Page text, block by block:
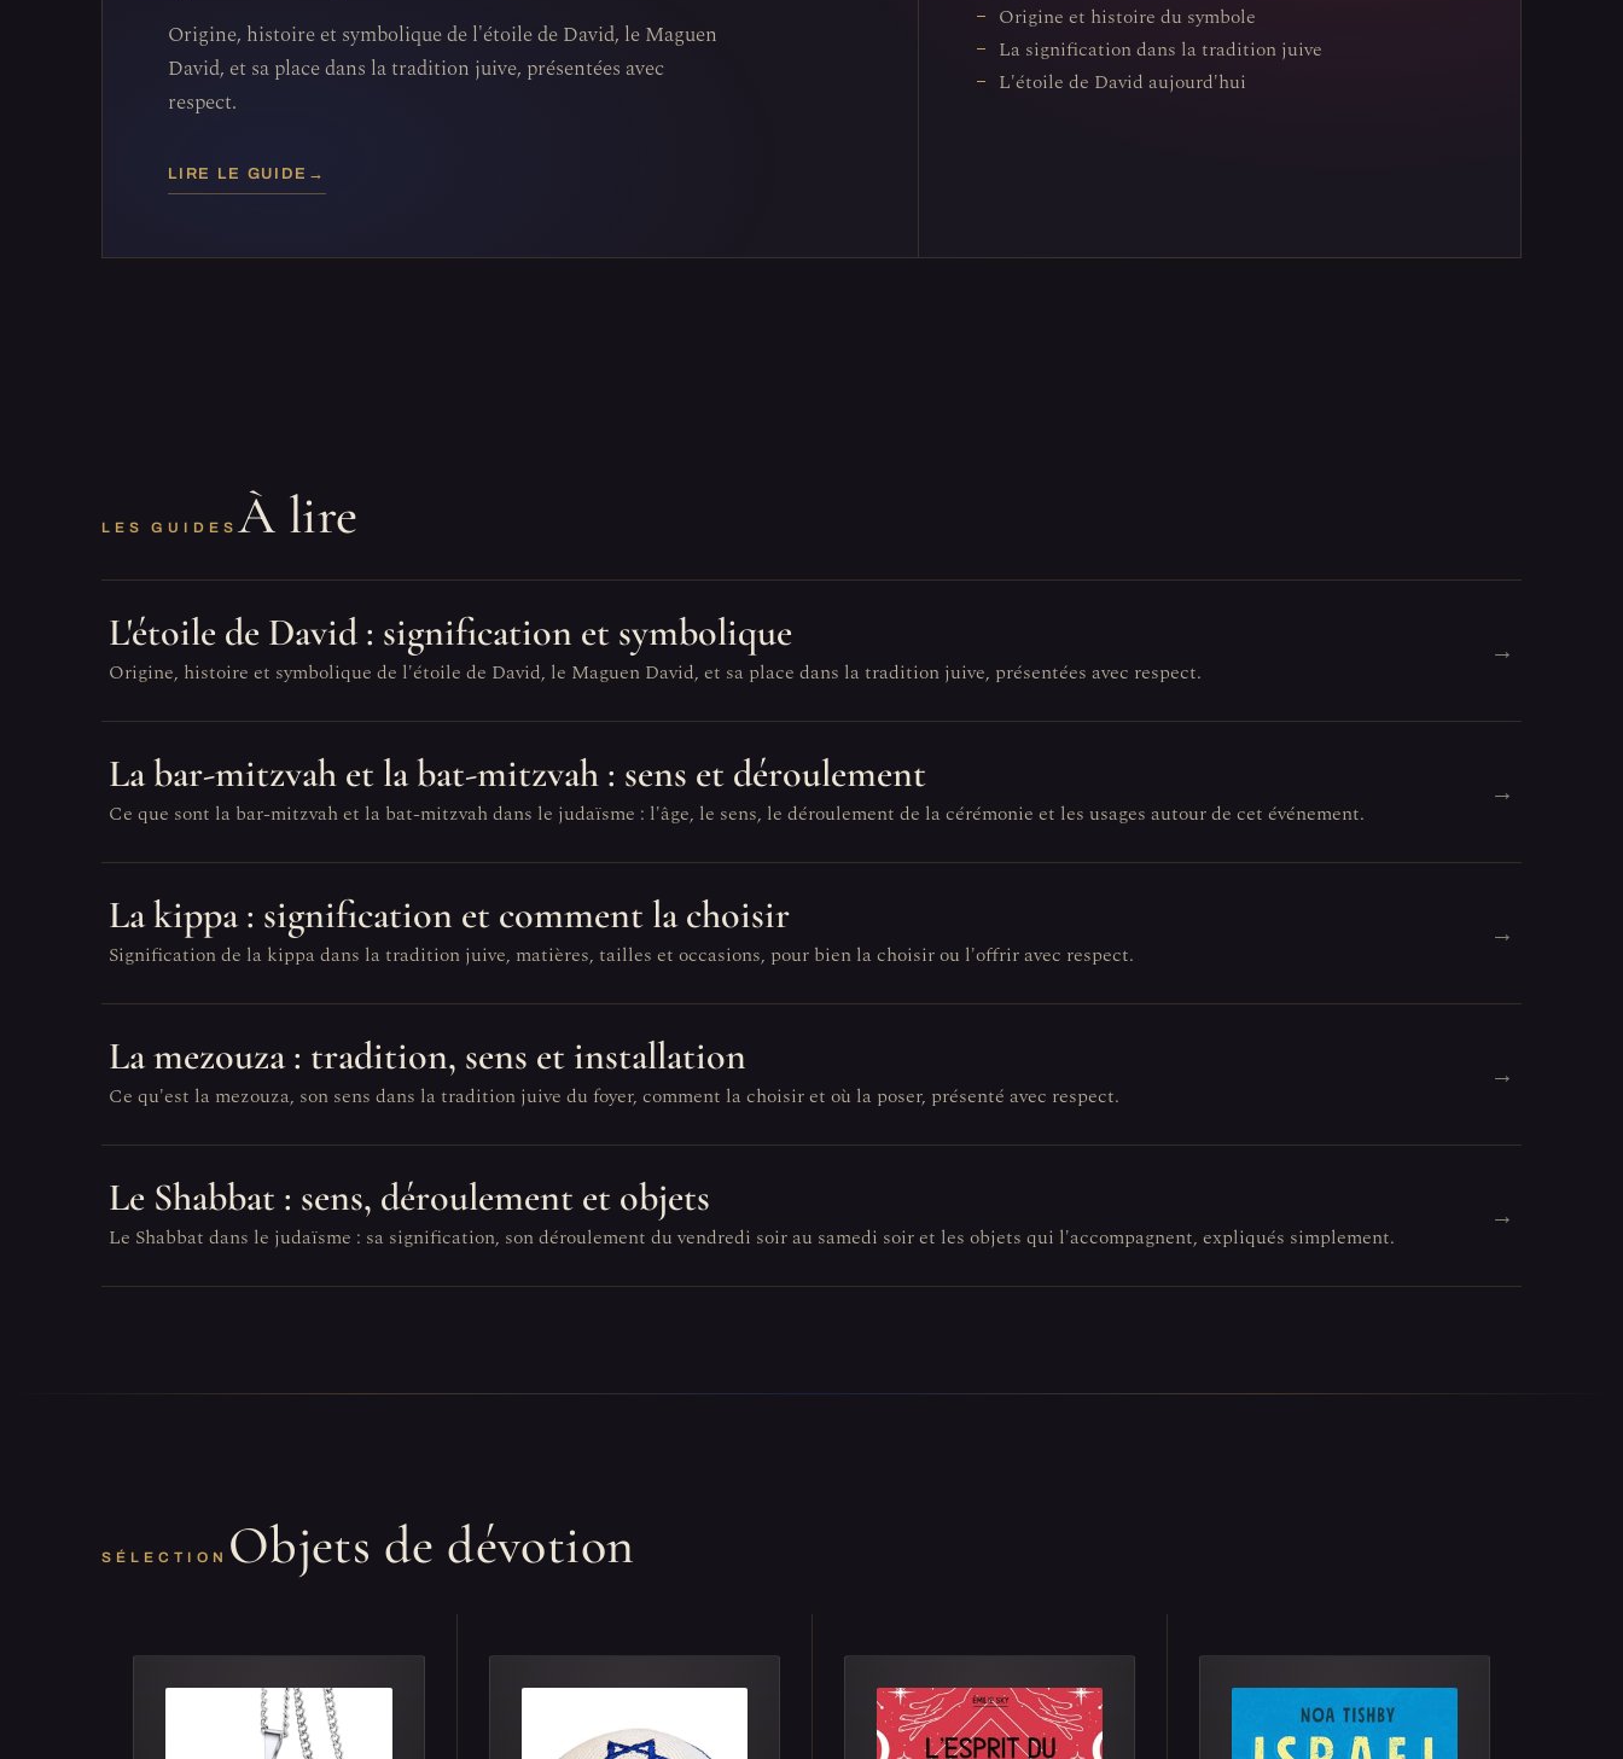
Origine, histoire et symbolique de l'étoile de David, le Maguen
David, et sa place dans la tradition juive, présentées avec
respect.
LIRE LE GUIDE →
Origine et histoire du symbole
La signification dans la tradition juive
L'étoile de David aujourd'hui
LES GUIDES À lire
L'étoile de David : signification et symbolique
Origine, histoire et symbolique de l'étoile de David, le Maguen David, et sa place dans la tradition juive, présentées avec respect.
→
La bar-mitzvah et la bat-mitzvah : sens et déroulement
Ce que sont la bar-mitzvah et la bat-mitzvah dans le judaïsme : l'âge, le sens, le déroulement de la cérémonie et les usages autour de cet événement.
→
La kippa : signification et comment la choisir
Signification de la kippa dans la tradition juive, matières, tailles et occasions, pour bien la choisir ou l'offrir avec respect.
→
La mezouza : tradition, sens et installation
Ce qu'est la mezouza, son sens dans la tradition juive du foyer, comment la choisir et où la poser, présenté avec respect.
→
Le Shabbat : sens, déroulement et objets
Le Shabbat dans le judaïsme : sa signification, son déroulement du vendredi soir au samedi soir et les objets qui l'accompagnent, expliqués simplement.
→
SÉLECTION Objets de dévotion